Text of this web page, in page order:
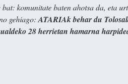
komunitate baten ahotsa da, eta
gehiago: ATARIAk behar du
28 herrietan hamarna